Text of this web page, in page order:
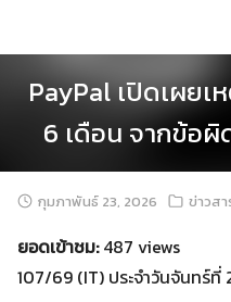
PayPal เปิดเผยเ
6 เดือน จากข้อ
กุมภาพันธ์ 23, 2026 ข่าวส
ยอดเข้าชม:487 views
107/69 (IT) ประจำวันจันทร์